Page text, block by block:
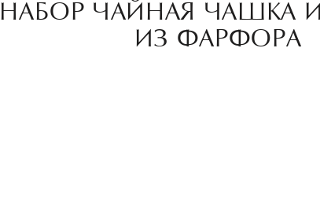
НАБОР ЧАЙНАЯ ЧАШКА
ИЗ ФАРФОРА